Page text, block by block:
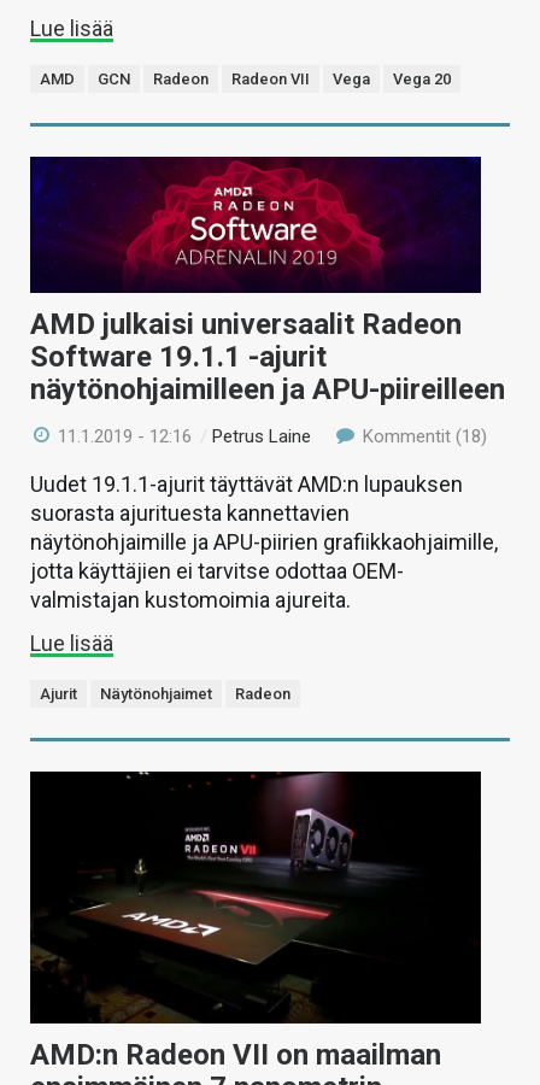
Lue lisää
AMD GCN Radeon Radeon VII Vega Vega 20
AMD julkaisi universaalit Radeon
Software 19.1.1 -ajurit
näytönohjaimilleen ja APU-piireilleen
11.1.2019 - 12:16 /Petrus Laine Kommentit (18)
Uudet 19.1.1-ajurit täyttävät AMD:n lupauksen
suorasta ajurituesta kannettavien
näytönohjaimille ja APU-piirien grafiikkaohjaimille,
jotta käyttäjien ei tarvitse odottaa OEM-
valmistajan kustomoimia ajureita.
Lue lisää
Ajurit Näytönohjaimet Radeon
AMD:n Radeon VII on maailman